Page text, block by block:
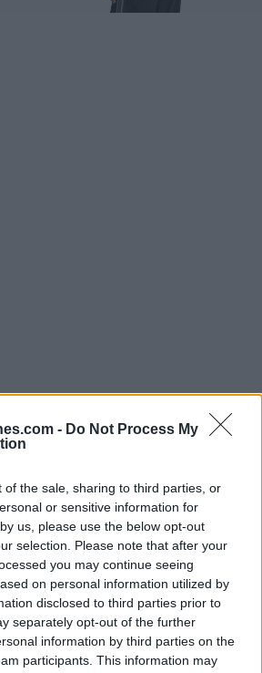
- Do Not Process My
of the sale, sharing to third parties, or
or sensitive information for
us, please use the below opt-out
selection. Please note that after your
you may continue seeing
on personal information utilized by
disclosed to third parties prior to
separately opt-out of the further
information by third parties on the
participants. This information may
31 de Oct de 2025
31 de Oct de 2025